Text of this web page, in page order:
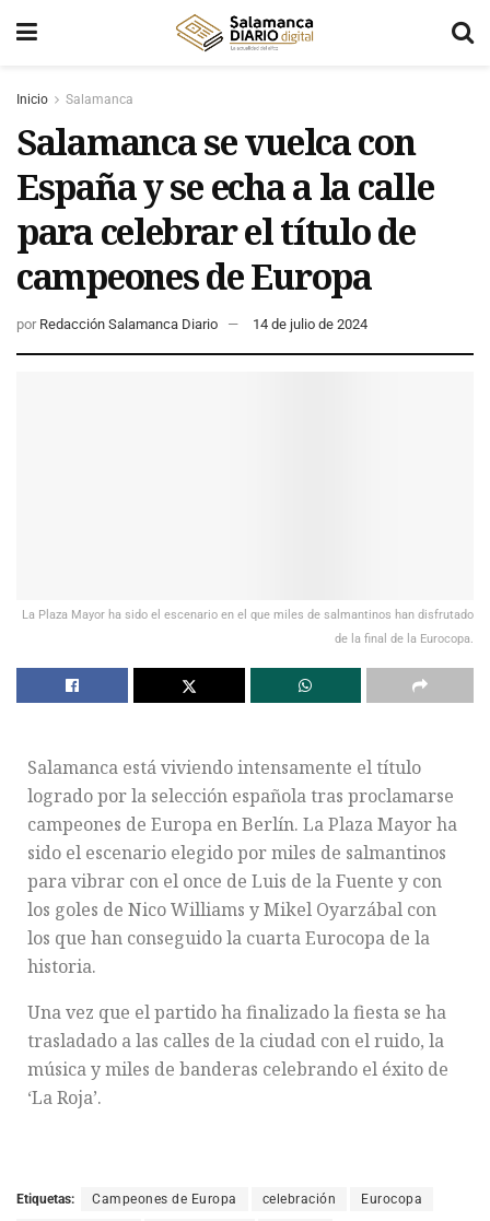
Inicio Salamanca
Salamanca se vuelca con
España y se echa a la calle
para celebrar el título de
campeones de Europa
por Redacción Salamanca Diario 14 de julio de 2024
La Plaza Mayor ha sido el escenario en el que miles de salmantinos han disfrutado
de la final de la Eurocopa.
Salamanca está viviendo intensamente el título
logrado por la selección española tras proclamarse
campeones de Europa en Berlín. La Plaza Mayor ha
sido el escenario elegido por miles de salmantinos
para vibrar con el once de Luis de la Fuente y con
los goles de Nico Williams y Mikel Oyarzábal con
los que han conseguido la cuarta Eurocopa de la
historia.
Una vez que el partido ha finalizado la fiesta se ha
trasladado a las calles de la ciudad con el ruido, la
música y miles de banderas celebrando el éxito de
‘La Roja’.
Etiquetas: Campeones de Europa celebración Eurocopa